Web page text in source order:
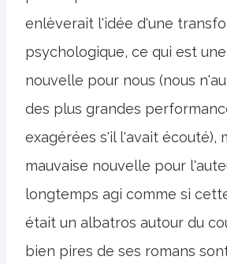
enlèverait l'idée d'une
psychologique, ce qui est
nouvelle pour nous (nous
des plus grandes
exagérées s'il l'avait écouté),
mauvaise nouvelle pour
longtemps agi comme si
était un albatros autour du
bien pires de ses romans